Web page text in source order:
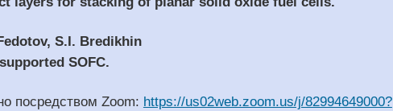
S.I. Bredikhin
SOFC.
посредством Zoom: https://us02web.zoom.us/j/82994649000?